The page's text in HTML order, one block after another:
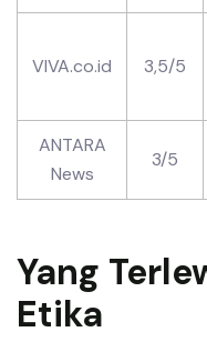
VIVA.co.id 3,5/5
ANTARA
News
3/5
Yang
Etika